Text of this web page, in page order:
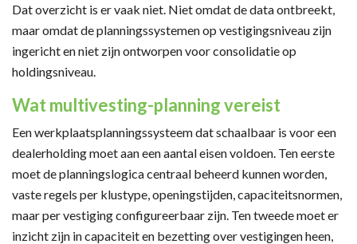
Dat overzicht is er vaak niet. Niet omdat de data ontbreekt,
maar omdat de planningssystemen op vestigingsniveau zijn
ingericht en niet zijn ontworpen voor consolidatie op
holdingsniveau.
Wat multivesting-planning vereist
Een werkplaatsplanningssysteem dat schaalbaar is voor een
dealerholding moet aan een aantal eisen voldoen. Ten eerste
moet de planningslogica centraal beheerd kunnen worden,
vaste regels per klustype, openingstijden, capaciteitsnormen,
maar per vestiging configureerbaar zijn. Ten tweede moet er
inzicht zijn in capaciteit en bezetting over vestigingen heen,